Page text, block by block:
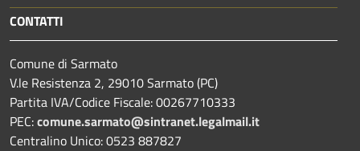
CONTATTI
Comune di Sarmato
V.le Resistenza 2, 29010 Sarmato (PC)
Partita IVA/Codice Fiscale: 00267710333
PEC:comune.sarmato@sintranet.legalmail.it
Centralino Unico: 0523 887827